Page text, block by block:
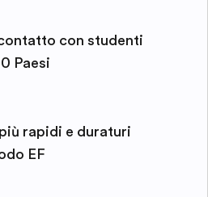
con studenti
Paesi
rapidi e duraturi
EF